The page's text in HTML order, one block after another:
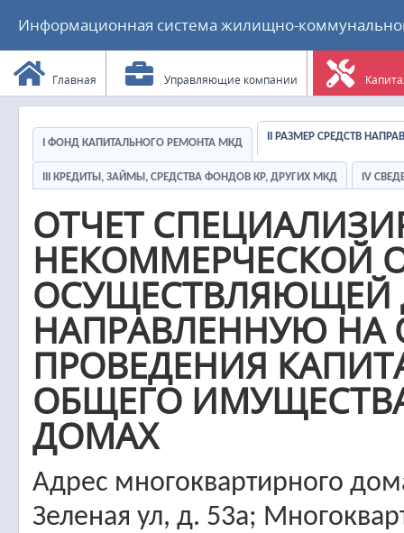
Информационная система жилищно-
Главная Управляющие компании
I ФОНД КАПИТАЛЬНОГО РЕМОНТА МКД
II РАЗМЕР СРЕДСТВ
III КРЕДИТЫ, ЗАЙМЫ, СРЕДСТВА ФОНДОВ КР, ДРУГИХ МКД IV
ОТЧЕТ
НЕКОММЕРЧЕСКОЙ
ОСУЩЕСТВЛЯЮЩЕЙ
НАПРАВЛЕННУЮ НА
ПРОВЕДЕНИЯ
ОБЩЕГО
ДОМАХ
Адрес многоквартирного
Зеленая ул, д. 53а;